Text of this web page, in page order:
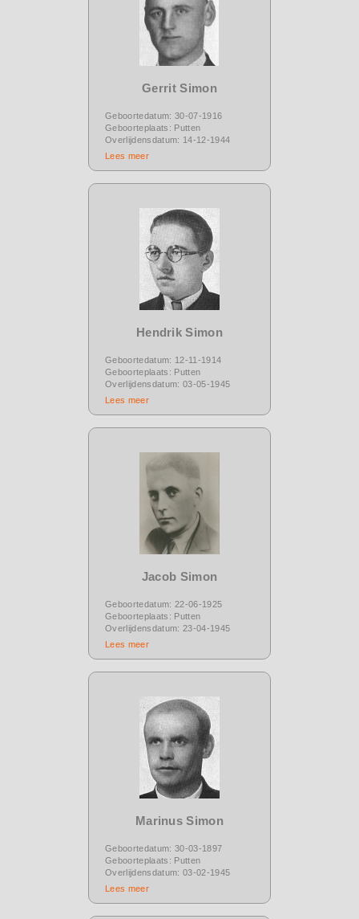
Gerrit Simon
Geboortedatum: 30-07-1916
Geboorteplaats: Putten
Overlijdensdatum: 14-12-1944
Lees meer
Hendrik Simon
Geboortedatum: 12-11-1914
Geboorteplaats: Putten
Overlijdensdatum: 03-05-1945
Lees meer
Jacob Simon
Geboortedatum: 22-06-1925
Geboorteplaats: Putten
Overlijdensdatum: 23-04-1945
Lees meer
Marinus Simon
Geboortedatum: 30-03-1897
Geboorteplaats: Putten
Overlijdensdatum: 03-02-1945
Lees meer